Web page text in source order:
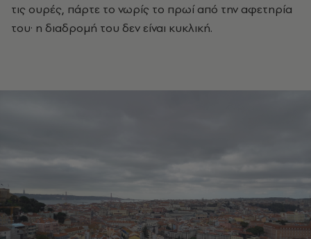
τις ουρές, πάρτε το νωρίς το πρωί από την αφετηρία
του· η διαδρομή του δεν είναι κυκλική.